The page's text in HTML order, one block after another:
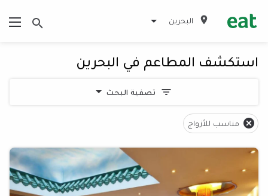
البحرين
استكشف المطاعم في البحرين
تصفية البحث
مناسب للأزواج